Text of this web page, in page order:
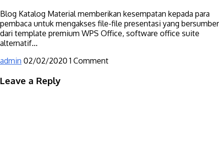
Blog Katalog Material memberikan kesempatan kepada para
pembaca untuk mengakses file-file presentasi yang bersumber
dari template premium WPS Office, software office suite
alternatif...
admin 02/02/2020 1 Comment
Leave a Reply